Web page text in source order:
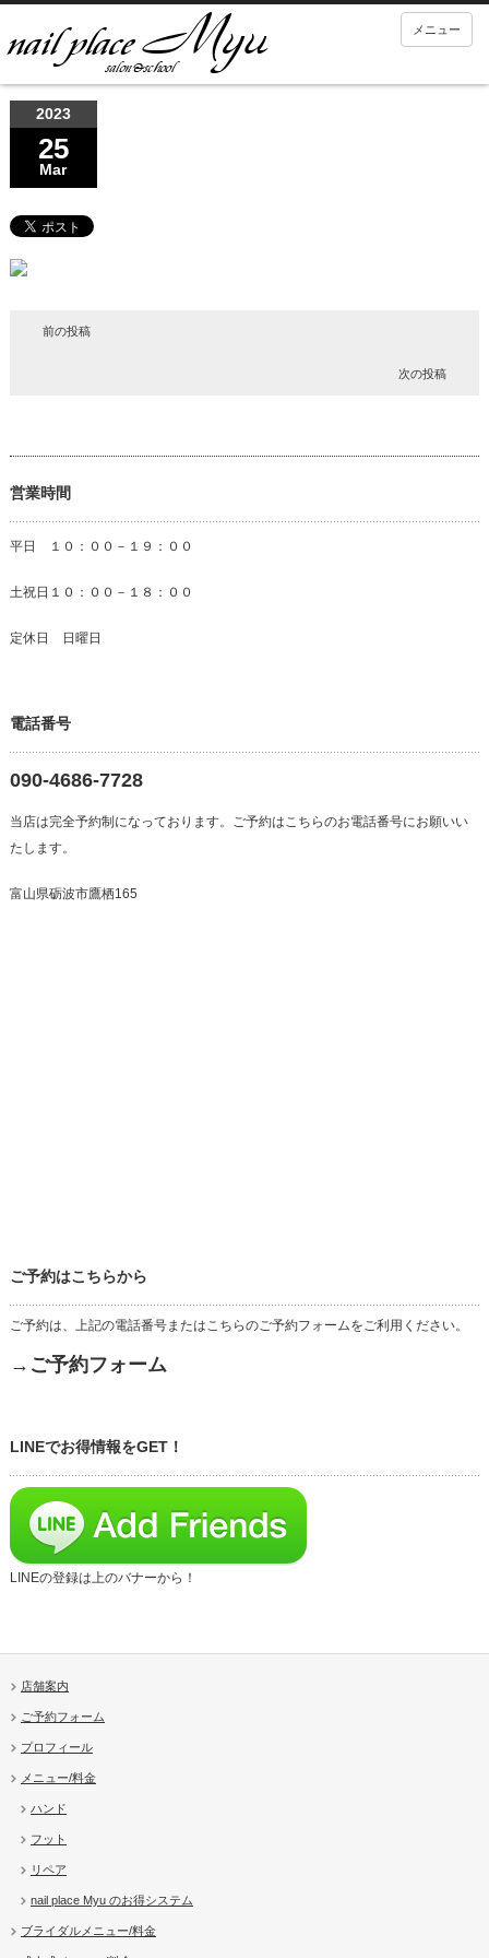
メニュー
2023
25
Mar
前の投稿
次の投稿
営業時間
平日 １０：００－１９：００
土祝日１０：００－１８：００
定休日 日曜日
電話番号
090-4686-7728
当店は完全予約制になっております。ご予約はこちらのお電話番号にお願いい
たします。
富山県砺波市鷹栖165
ご予約はこちらから
ご予約は、上記の電話番号またはこちらのご予約フォームをご利用ください。
→ご予約フォーム
LINEでお得情報をGET！
LINEの登録は上のバナーから！
店舗案内
ご予約フォーム
プロフィール
メニュー/料金
ハンド
フット
リペア
nail place Myu のお得システム
ブライダルメニュー/料金